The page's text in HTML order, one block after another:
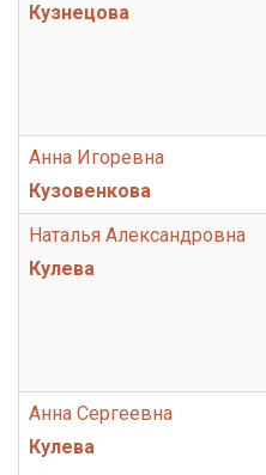
Кузнецова
Анна Игоревна
Кузовенкова
Наталья Александровна
Кулева
Анна Сергеевна
Кулева